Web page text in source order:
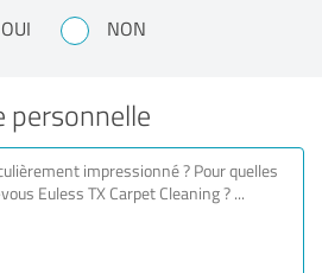
OUI NON
personnelle